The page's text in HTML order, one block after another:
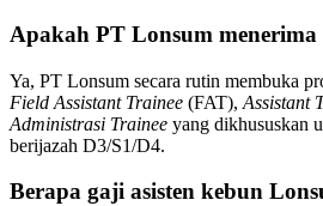
Apakah PT Lonsum menerima
Ya, PT Lonsum secara rutin membuka
Field Assistant Trainee (FAT), Assistant
Administrasi Trainee yang dikhususkan
berijazah D3/S1/D4.
Berapa gaji asisten kebun